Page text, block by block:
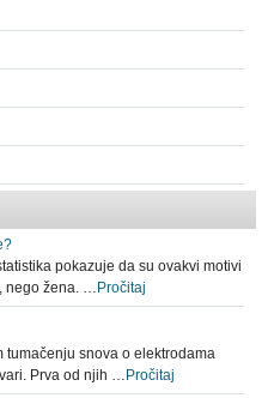
pokazuje da su ovakvi motivi
nego žena. … Pročitaj
tumačenju snova o elektrodama
Prva od njih … Pročitaj